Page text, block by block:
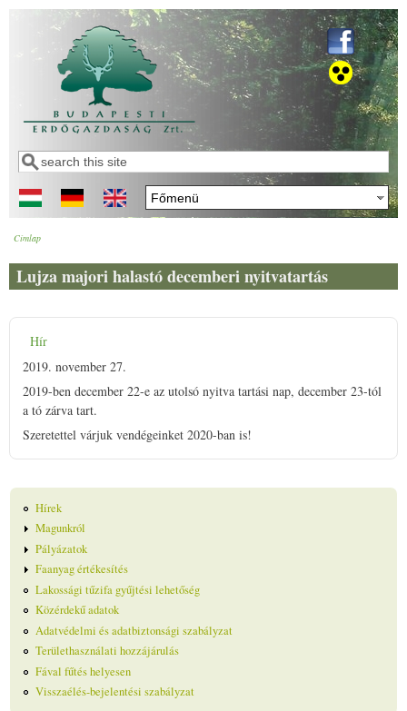
Ugrás a tartalomra
Keresés űrlap
Keresés
Jelenlegi hely
Címlap
Lujza majori halastó decemberi nyitvatartás
Hír
2019. november 27.
2019-ben december 22-e az utolsó nyitva tartási nap, december 23-tól
a tó zárva tart.
Szeretettel várjuk vendégeinket 2020-ban is!
Hírek
Magunkról
Pályázatok
Faanyag értékesítés
Lakossági tűzifa gyűjtési lehetőség
Közérdekű adatok
Adatvédelmi és adatbiztonsági szabályzat
Területhasználati hozzájárulás
Fával fűtés helyesen
Visszaélés-bejelentési szabályzat